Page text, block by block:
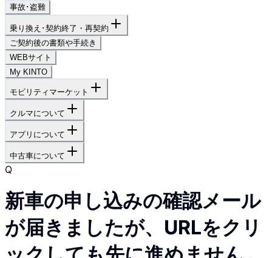
事故･盗難
乗り換え･契約終了・再契約
ご契約後の書類や手続き
WEBサイト
My KINTO
モビリティマーケット
クルマについて
アプリについて
中古車について
Q
新車の申し込みの確認メール
が届きましたが、URLをクリ